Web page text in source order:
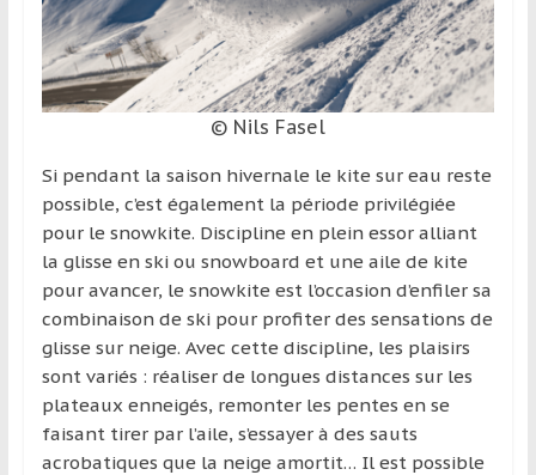
© Nils Fasel
Si pendant la saison hivernale le kite sur eau reste
possible, c’est également la période privilégiée
pour le snowkite. Discipline en plein essor alliant
la glisse en ski ou snowboard et une aile de kite
pour avancer, le snowkite est l’occasion d’enfiler sa
combinaison de ski pour profiter des sensations de
glisse sur neige. Avec cette discipline, les plaisirs
sont variés : réaliser de longues distances sur les
plateaux enneigés, remonter les pentes en se
faisant tirer par l’aile, s’essayer à des sauts
acrobatiques que la neige amortit… Il est possible